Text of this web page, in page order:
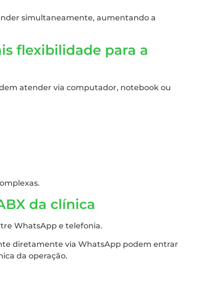
simultaneamente, aumentando a
flexibilidade para a
atender via computador, notebook ou
da clínica
WhatsApp e telefonia.
diretamente via WhatsApp podem entrar
da operação.